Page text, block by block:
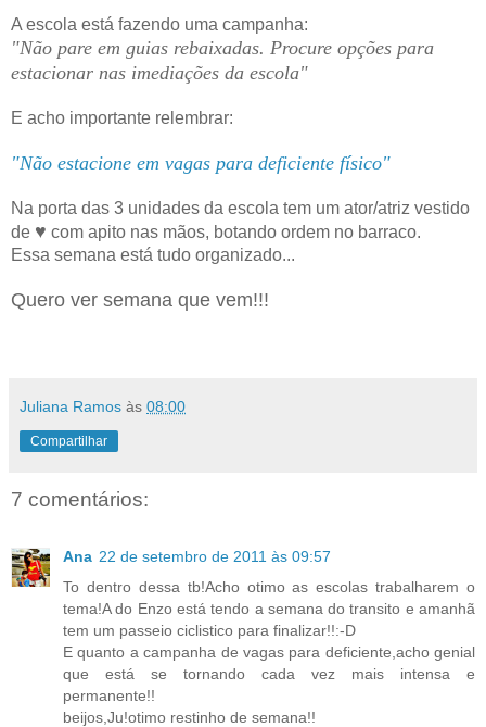
A escola está fazendo uma campanha:
"Não pare em guias rebaixadas. Procure opções para
estacionar nas imediações da escola"
E acho importante relembrar:
"Não estacione em vagas para deficiente físico"
Na porta das 3 unidades da escola tem um ator/atriz vestido
de ♥ com apito nas mãos, botando ordem no barraco.
Essa semana está tudo organizado...
Quero ver semana que vem!!!
Juliana Ramos às 08:00
Compartilhar
7 comentários:
Ana 22 de setembro de 2011 às 09:57
To dentro dessa tb!Acho otimo as escolas trabalharem o
tema!A do Enzo está tendo a semana do transito e amanhã
tem um passeio ciclistico para finalizar!!:-D
E quanto a campanha de vagas para deficiente,acho genial
que está se tornando cada vez mais intensa e
permanente!!
beijos,Ju!otimo restinho de semana!!